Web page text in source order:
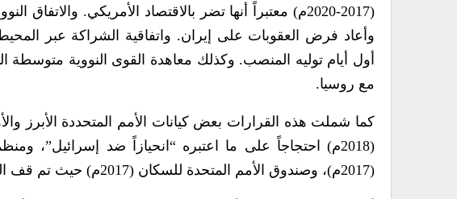
مع روسيا.
كما شملت هذه القرارات بعض كيانات الأمم المتحددة الأبرز
(2018م) احتجاجاً على ما اعتبره “انحيازاً ضد إسرائيل”،
(2017م)، وصندوق الأمم المتحدة للسكان (2017م) حيث تم قف التمويل والانسحاب.